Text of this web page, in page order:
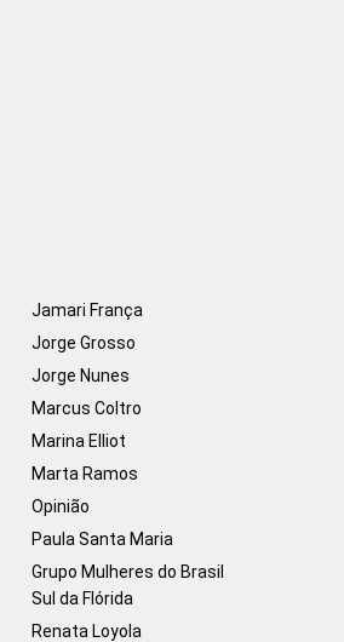
Jamari França
Jorge Grosso
Jorge Nunes
Marcus Coltro
Marina Elliot
Marta Ramos
Opinião
Paula Santa Maria
Grupo Mulheres do Brasil
Sul da Flórida
Renata Loyola